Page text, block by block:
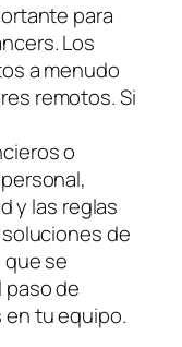
para
Los
a menudo
remotos. Si
o
y las reglas
de
se
de
tu equipo.